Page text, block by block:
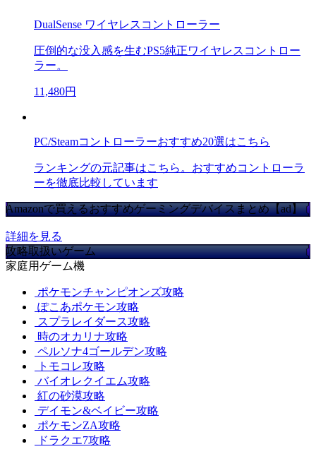
DualSense ワイヤレスコントローラー
圧倒的な没入感を生むPS5純正ワイヤレスコントロー
ラー。
11,480円
PC/Steamコントローラーおすすめ20選はこちら
ランキングの元記事はこちら。おすすめコントローラ
ーを徹底比較しています
Amazonで買えるおすすめゲーミングデバイスまとめ【ad】
詳細を見る
攻略取扱いゲーム
家庭用ゲーム機
ポケモンチャンピオンズ攻略
ぽこあポケモン攻略
スプラレイダース攻略
時のオカリナ攻略
ペルソナ4ゴールデン攻略
トモコレ攻略
バイオレクイエム攻略
紅の砂漠攻略
デイモン&ベイビー攻略
ポケモンZA攻略
ドラクエ7攻略